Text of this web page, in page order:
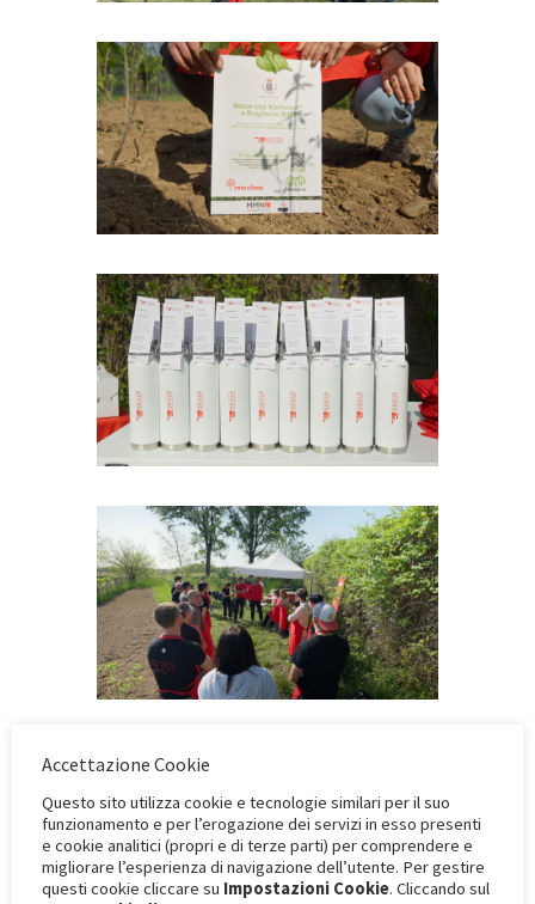
Accettazione Cookie
Questo sito utilizza cookie e tecnologie similari per il suo
funzionamento e per l’erogazione dei servizi in esso presenti
e cookie analitici (propri e di terze parti) per comprendere e
migliorare l’esperienza di navigazione dell’utente. Per gestire
questi cookie cliccare su Impostazioni Cookie. Cliccando sul